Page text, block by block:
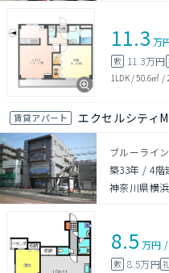
11.3 万
敷 11.3万円
1LDK/50.6㎡ /
賃貸アパート エクセルシティ
ブルーライ
築33年 /4階
神奈川県横
8.5 万円
敷 8.5万円